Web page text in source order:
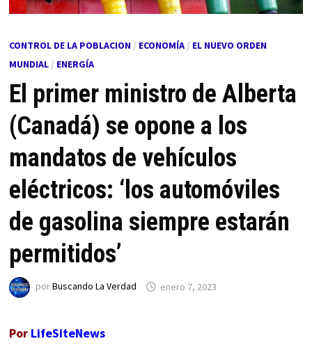
CONTROL DE LA POBLACION/ ECONOMÍA/ EL NUEVO ORDEN
MUNDIAL/ ENERGÍA
El primer ministro de Alberta
(Canadá) se opone a los
mandatos de vehículos
eléctricos: ‘los automóviles
de gasolina siempre estarán
permitidos’
porBuscando La Verdad enero 7, 2023
Por LifeSiteNews